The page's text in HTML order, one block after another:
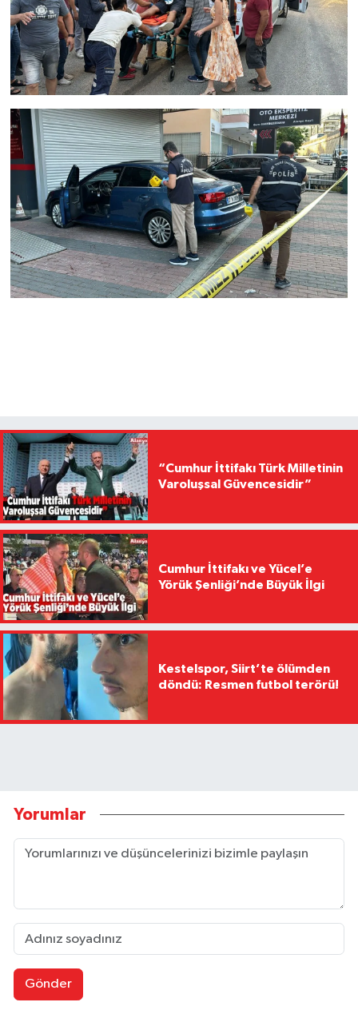
“Cumhur İttifakı Türk Milletinin
Varoluşsal Güvencesidir”
Cumhur İttifakı ve Yücel’e
Yörük Şenliği’nde Büyük İlgi
Kestelspor, Siirt’te ölümden
döndü: Resmen futbol terörü!
Yorumlar
Gönder